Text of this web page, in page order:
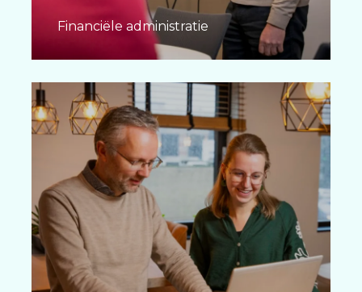
Financiële administratie